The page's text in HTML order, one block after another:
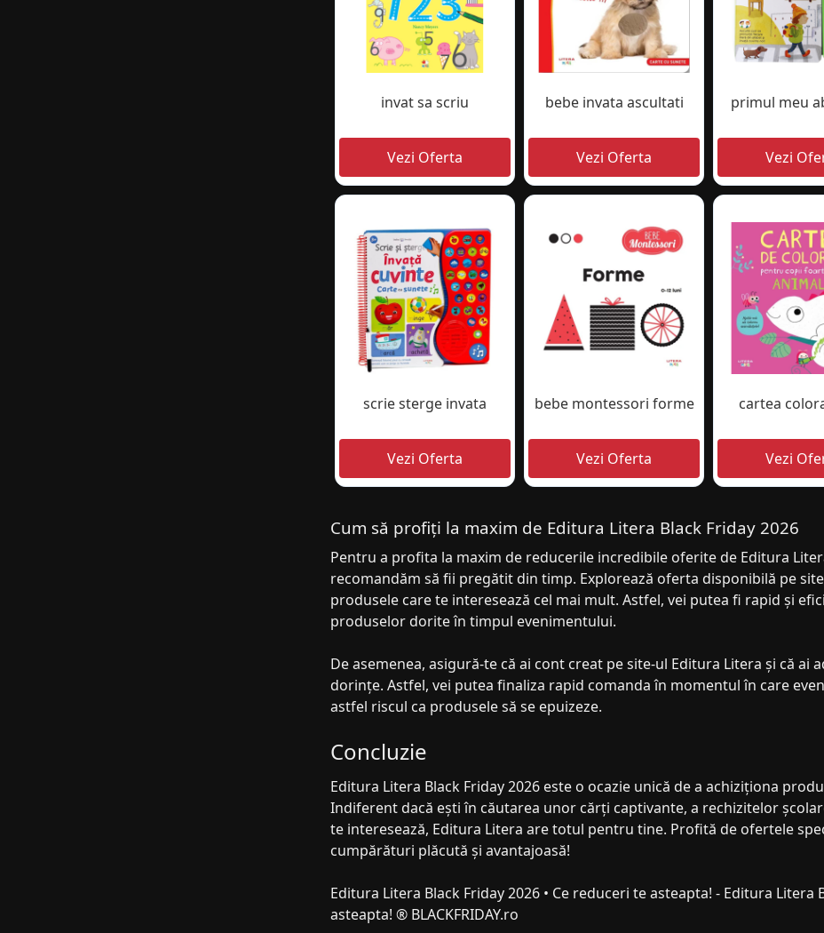
invat sa scriu bebe invata ascultati primul meu
scrie sterge invata bebe montessori forme cartea
Cum să profiți la maxim de Editura Litera Black Friday 2026
Pentru a profita la maxim de reducerile incredibile oferite de Editura
recomandăm să fii pregătit din timp. Explorează oferta disponibilă pe
produsele care te interesează cel mai mult. Astfel, vei putea fi rapid și
produselor dorite în timpul evenimentului.
De asemenea, asigură-te că ai cont creat pe site-ul Editura Litera și că
dorințe. Astfel, vei putea finaliza rapid comanda în momentul în care
astfel riscul ca produsele să se epuizeze.
Concluzie
Editura Litera Black Friday 2026 este o ocazie unică de a achiziționa
Indiferent dacă ești în căutarea unor cărți captivante, a rechizitelor
te interesează, Editura Litera are totul pentru tine. Profită de ofertele
cumpărături plăcută și avantajoasă!
Editura Litera Black Friday 2026 • Ce reduceri te asteapta! - Editura Litera
asteapta! ® BLACKFRIDAY.ro